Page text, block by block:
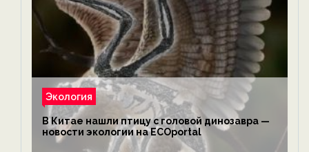
Экология
В Китае нашли птицу с головой динозавра —
новости экологии на ECOportal